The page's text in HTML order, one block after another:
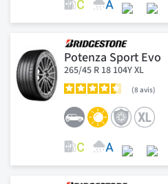
Potenza Sport Evo
265/45 R 18 104Y XL
8 avis